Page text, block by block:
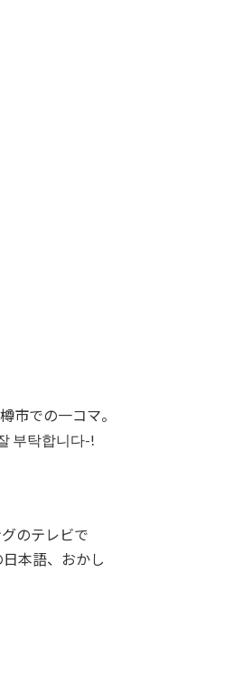
市での一コマ。
부탁합니다-!
のテレビで
本語、おかし